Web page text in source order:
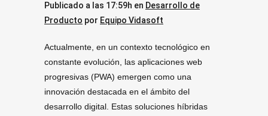
Publicado a las 17:59h en Desarrollo de
Producto por Equipo Vidasoft
Actualmente, en un contexto tecnológico en
constante evolución, las aplicaciones web
progresivas (PWA) emergen como una
innovación destacada en el ámbito del
desarrollo digital. Estas soluciones híbridas